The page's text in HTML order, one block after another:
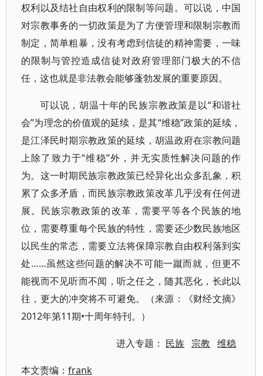
权利以及结社自由权利的限制等问题。可以说，中国
对宗教事务的一切政策是为了方便管理和限制宗教而
制定，简单粗暴，没有考虑到信徒的精神需要，一味
的限制与管控造成信徒对政府管理部门极大的不信
任，这也就是非法教会能够蓬勃发展的重要原因。
可以说，胡温十年的民族宗教政策是以“和谐社
会”为理念的价值观的延续，是其“维稳”政策的延续，
是江泽民时期宗教政策的延续，胡温政府在宗教问题
上除了致力于“维稳”外，并无实质性解决问题的作
为。这一时期民族宗教政策已经异化出众多乱象，积
累了众多矛盾，而民族宗教政策改革几乎没有任何进
展。民族宗教政策的改革，需要平等各个民族的地
位，需要尊重每个民族的特性，需要还少数民族地区
以民生的常态，需要立法将保障宗教自由权利落到实
处……虽然这些问题的解决不可能一蹴而就，但更不
能视而不见听而不闻，听之任之，随其恶化，长此以
往，更大的冲突将不可避免。（来源：《财经文摘》
2012年第11期•十周年特刊。）
进入专题： 民族 宗教 维稳
本文责编： frank